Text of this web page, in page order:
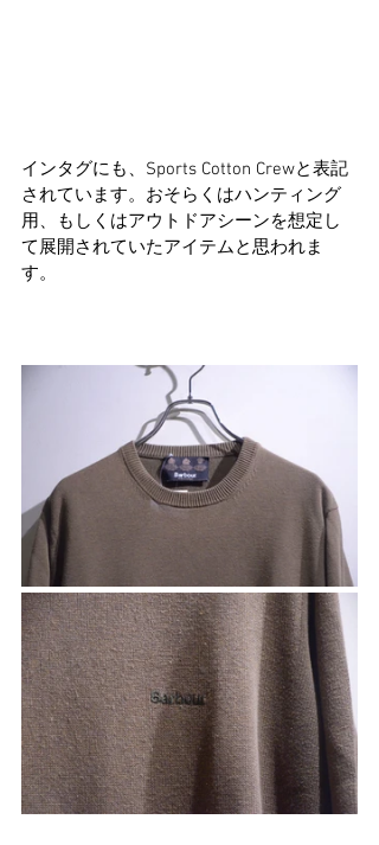
インタグにも、Sports Cotton Crewと表記
されています。おそらくはハンティング
用、もしくはアウトドアシーンを想定し
て展開されていたアイテムと思われま
す。